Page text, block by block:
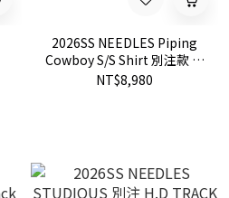
2026SS NEEDLES Piping
Cowboy S/S Shirt 別注款 蝴
蝶 短袖 襯衫 現貨
NT$8,980